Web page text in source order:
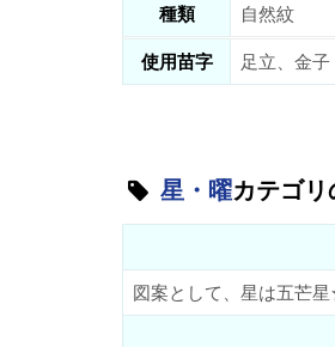
種類
自然紋
使用苗字
足立、金子
星・曜カテゴリ
図案として、星は五芒